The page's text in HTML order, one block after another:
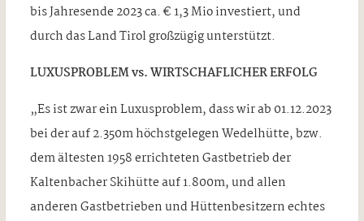
bis Jahresende 2023 ca. € 1,3 Mio investiert, und
durch das Land Tirol großzügig unterstützt.
LUXUSPROBLEM vs. WIRTSCHAFLICHER ERFOLG
„Es ist zwar ein Luxusproblem, dass wir ab 01.12.2023
bei der auf 2.350m höchstgelegen Wedelhütte, bzw.
dem ältesten 1958 errichteten Gastbetrieb der
Kaltenbacher Skihütte auf 1.800m, und allen
anderen Gastbetrieben und Hüttenbesitzern echtes